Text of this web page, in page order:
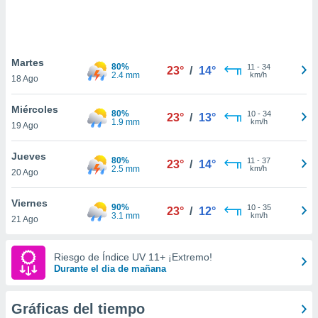
únicos
similares
como
sitio
de
posible
traten tus
en
interés
Para
su
Martes
18 Ago
80%
2.4 mm
23° / 14° 11 - 34
km/h
Miércoles
19 Ago
80%
1.9 mm
23° / 13° 10- 34
km/h
Jueves
20 Ago
80%
2.5 mm
23° / 14° 11 - 37
km/h
Viernes
21 Ago
90%
3.1 mm
23° / 12° 10- 35
km/h
Riesgo de Índice UV 11+ ¡Extremo!
Durante el dia de mañana
Gráficas del tiempo